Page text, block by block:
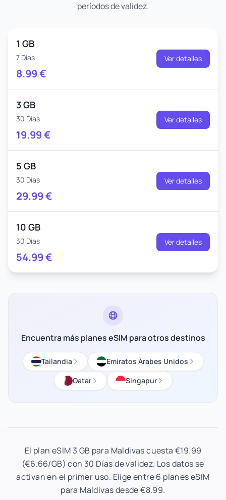
períodos de validez.
1 GB
7 Días
8.99€
Ver detalles
3 GB
30 Días
19.99€
Ver detalles
5 GB
30 Días
29.99€
Ver detalles
10 GB
30 Días
54.99€
Ver detalles
Encuentra más planes eSIM para otros destinos
Tailandia
Emiratos Árabes Unidos
Qatar
Singapur
El plan eSIM 3 GB para Maldivas cuesta €19.99
(€6.66/GB) con 30 Días de validez. Los datos se
activan en el primer uso. Elige entre 6 planes eSIM
para Maldivas desde €8.99.